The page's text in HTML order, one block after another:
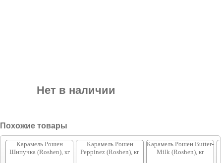
Нет в наличии
Похожие товары
Карамель Рошен
Шипучка (Roshen), кг
Карамель Рошен
Peppinez (Roshen), кг
Карамель Рошен Butter-
Milk (Roshen), кг